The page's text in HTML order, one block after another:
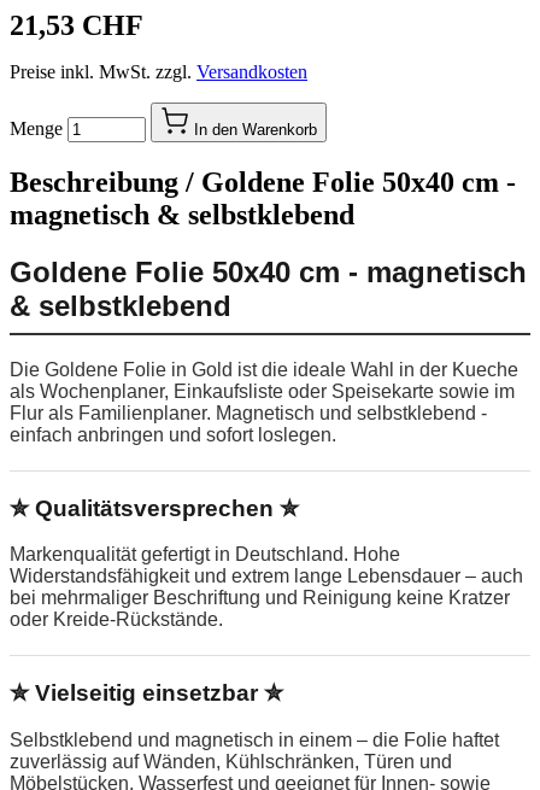
21,53 CHF
Preise inkl. MwSt. zzgl. Versandkosten
Menge In den Warenkorb
Beschreibung / Goldene Folie 50x40 cm -
magnetisch & selbstklebend
Goldene Folie 50x40 cm - magnetisch
& selbstklebend
Die Goldene Folie in Gold ist die ideale Wahl in der Kueche
als Wochenplaner, Einkaufsliste oder Speisekarte sowie im
Flur als Familienplaner. Magnetisch und selbstklebend -
einfach anbringen und sofort loslegen.
✮ Qualitätsversprechen ✮
Markenqualität gefertigt in Deutschland. Hohe
Widerstandsfähigkeit und extrem lange Lebensdauer – auch
bei mehrmaliger Beschriftung und Reinigung keine Kratzer
oder Kreide-Rückstände.
✮ Vielseitig einsetzbar ✮
Selbstklebend und magnetisch in einem – die Folie haftet
zuverlässig auf Wänden, Kühlschränken, Türen und
Möbelstücken. Wasserfest und geeignet für Innen- sowie